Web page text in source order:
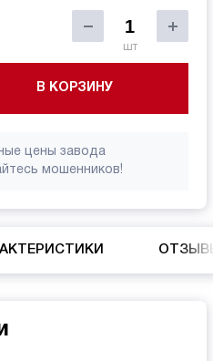
шт
В КОРЗИНУ
цены завода
мошенников!